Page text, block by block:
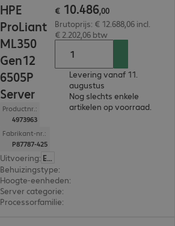
HPE
ProLiant
ML350
Gen12
6505P
Server
Productnr.:
4973963
Fabrikant-nr.:
P87787-425
Uitvoering: Europa
Behuizingstype:
Hoogte-eenheden:
Server categorie:
Processorfamilie:
€ 10.486,00
Brutoprijs: € 12.688,06 incl.
€ 2.202,06 btw
Levering vanaf 11.
augustus
Nog slechts enkele
artikelen op voorraad.